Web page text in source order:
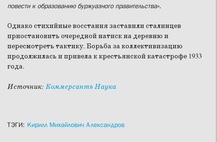
повести к образованию буржуазного правительства».
Однако стихийные восстания заставили сталинцев
приостановить очередной натиск на деревню и
пересмотреть тактику. Борьба за коллективизацию
продолжилась и привела к крестьянской катастрофе 1933
года.
Источник: Коммерсантъ Наука
ТЭГИ: Кирилл Михайлович Александров